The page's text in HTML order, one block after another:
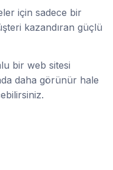
için sadece bir
kazandıran güçlü
bir web sitesi
daha görünür hale